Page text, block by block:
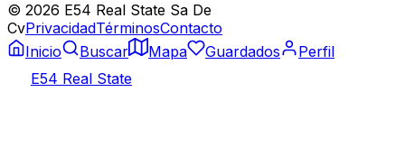
© 2026 E54 Real State Sa De
CvPrivacidadTérminosContacto
Inicio
Buscar Mapa Guardados
Perfil
E54 Real State